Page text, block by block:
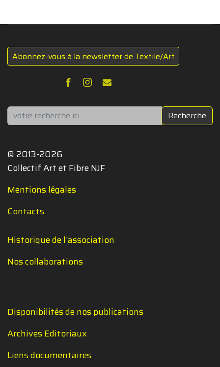
Abonnez-vous à la newsletter de Textile/Art
Rechercher Recherche
© 2013-2026
Collectif Art et Fibre NJF
Mentions légales
Contacts
Historique de l'association
Nos collaborations
Disponibilités de nos publications
Archives Editoriaux
Liens documentaires